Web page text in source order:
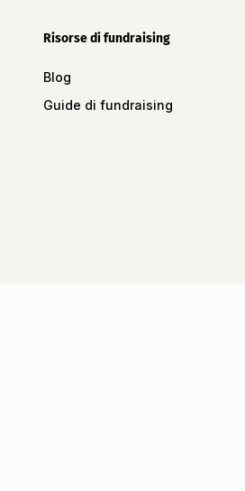
Risorse di fundraising
Blog
Guide di fundraising